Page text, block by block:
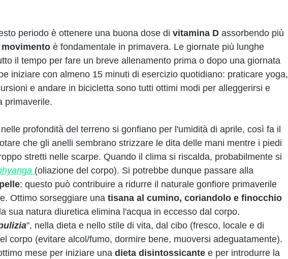
periodo è ottenere una buona dose di vitamina D assorbendo più
movimento è fondamentale in primavera. Le giornate più lunghe
il tempo per fare un breve allenamento prima o dopo una giornata
iniziare con almeno 15 minuti di esercizio quotidiano: praticare yoga,
e andare in bicicletta sono tutti ottimi modi per alleggerirsi e
primaverile.
profondità del terreno si gonfiano per l'umidità di aprile, così fa il
che gli anelli sembrano strizzare le dita delle mani mentre i piedi
stretti nelle scarpe. Quando il clima si riscalda, probabilmente si
(oliazione del corpo). Si potrebbe dunque passare alla
: questo può contribuire a ridurre il naturale gonfiore primaverile
Ottimo sorseggiare una tisana al cumino, coriandolo e finocchio
sua natura diuretica elimina l'acqua in eccesso dal corpo.
", nella dieta e nello stile di vita, dal cibo (fresco, locale e di
corpo (evitare alcol/fumo, dormire bene, muoversi adeguatamente).
mese per iniziare una dieta disintossicante e per introdurre la